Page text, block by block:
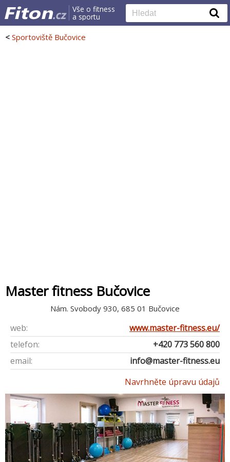
Vše o fitness
a sportu
< Sportoviště Bučovice
Master fitness Bučovice
Nám. Svobody 930, 685 01 Bučovice
web:
www.master-fitness.eu/
telefon:
+420 773 560 800
email:
info@master-fitness.eu
Navrhněte úpravu údajů